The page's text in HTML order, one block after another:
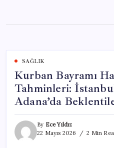
content
SAĞLIK
Kurban Bayramı
Tahminleri:
Adana’da
By Ece Yıldız
22 Mayıs 2026
2 Min